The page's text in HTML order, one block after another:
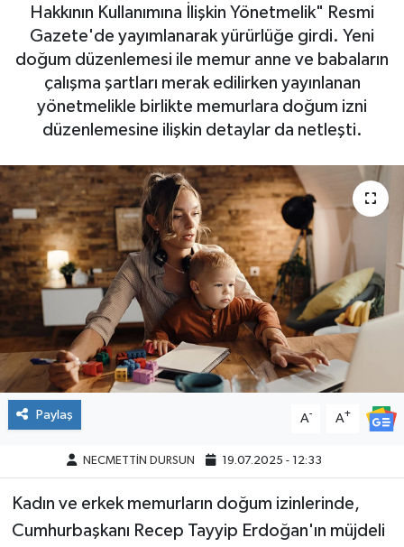
Hakkının Kullanımına İlişkin Yönetmelik" Resmi
Gazete'de yayımlanarak yürürlüğe girdi. Yeni
doğum düzenlemesi ile memur anne ve babaların
çalışma şartları merak edilirken yayınlanan
yönetmelikle birlikte memurlara doğum izni
düzenlemesine ilişkin detaylar da netleşti.
Paylaş A- A+
NECMETTİN DURSUN 19.07.2025 - 12:33
Kadın ve erkek memurların doğum izinlerinde,
Cumhurbaşkanı Recep Tayyip Erdoğan'ın müjdeli